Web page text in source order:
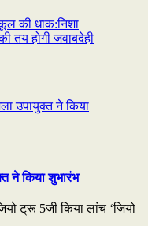
की धाक:निशा
तय होगी जवाबदेही
ने किया शुभारंभ
ट्रू 5जी किया लांच ‘जियो